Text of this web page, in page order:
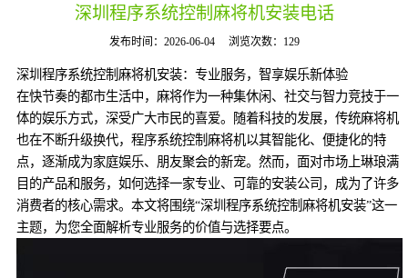
深圳程序系统控制麻将机安装电话
发布时间：2026-06-04 浏览次数：129
深圳程序系统控制麻将机安装：专业服务，智享娱乐新体验
在快节奏的都市生活中，麻将作为一种集休闲、社交与智力竞技于一
体的娱乐方式，深受广大市民的喜爱。随着科技的发展，传统麻将机
也在不断升级换代，程序系统控制麻将机以其智能化、便捷化的特
点，逐渐成为家庭娱乐、朋友聚会的新宠。然而，面对市场上琳琅满
目的产品和服务，如何选择一家专业、可靠的安装公司，成为了许多
消费者的核心需求。本文将围绕“深圳程序系统控制麻将机安装”这一
主题，为您全面解析专业服务的价值与选择要点。